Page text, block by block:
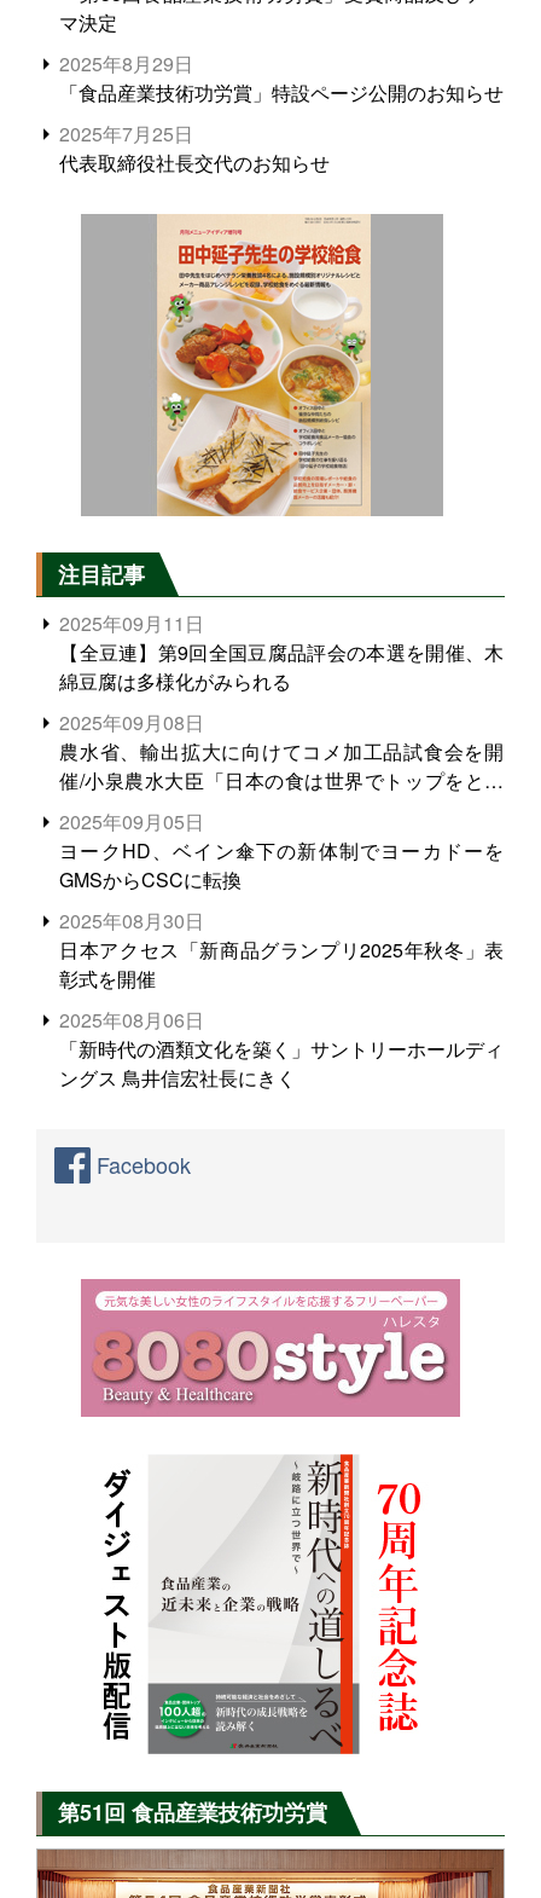
マ決定
2025年8月29日
「食品産業技術功労賞」特設ページ公開のお知らせ
2025年7月25日
代表取締役社長交代のお知らせ
注目記事
2025年09月11日
【全豆連】第9回全国豆腐品評会の本選を開催、木
綿豆腐は多様化がみられる
2025年09月08日
農水省、輸出拡大に向けてコメ加工品試食会を開
催/小泉農水大臣「日本の食は世界でトップをとれ
る。米増産に向けて、米輸出需要の拡大を」
2025年09月05日
ヨークHD、ベイン傘下の新体制でヨーカドーを
GMSからCSCに転換
2025年08月30日
日本アクセス「新商品グランプリ2025年秋冬」表
彰式を開催
2025年08月06日
「新時代の酒類文化を築く」サントリーホールディ
ングス 鳥井信宏社長にきく
Facebook
第51回 食品産業技術功労賞